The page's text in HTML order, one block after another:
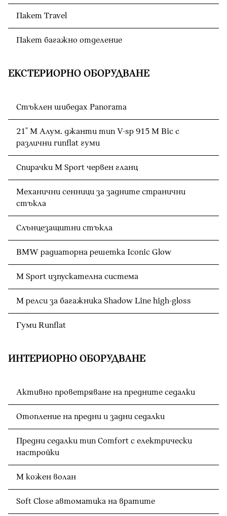
Пакет Travel
Пакет багажно отделение
ЕКСТЕРИОРНО ОБОРУДВАНЕ
Стъклен шибедах Panorama
21" M Алум. джанти тип V-sp 915 M Bic с
различни runflat гуми
Спирачки M Sport червен гланц
Механични сенници за задните странични
стъкла
Слънцезащитни стъкла
BMW радиаторна решетка Iconic Glow
M Sport изпускателна система
M релси за багажника Shadow Line high-gloss
Гуми Runflat
ИНТЕРИОРНО ОБОРУДВАНЕ
Активно проветряване на предните седалки
Отопление на предни и задни седалки
Предни седалки тип Comfort с електрически
настройки
M кожен волан
Soft Close автоматика на вратите